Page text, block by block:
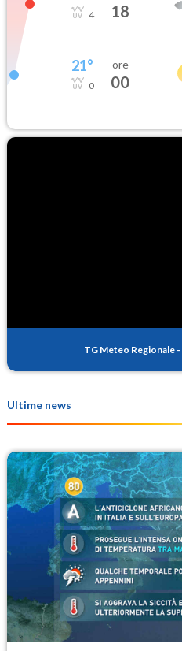
4 18
21°
0
ore
00
TG Meteo Regionale -
Ultime news